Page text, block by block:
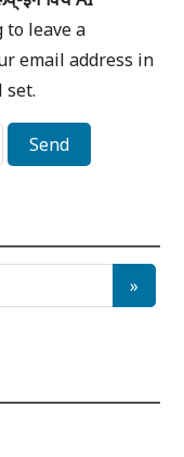
leave a
email address in
set.